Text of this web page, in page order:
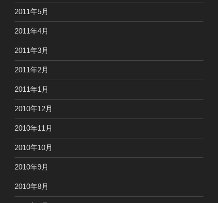
2011年5月
2011年4月
2011年3月
2011年2月
2011年1月
2010年12月
2010年11月
2010年10月
2010年9月
2010年8月